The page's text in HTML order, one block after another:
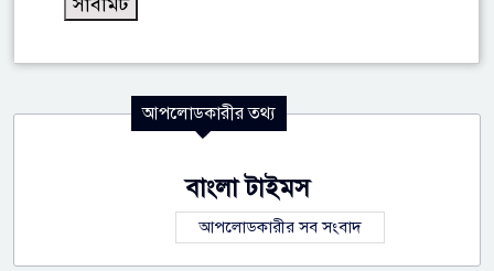
আপলোডকারীর তথ্য
বাংলা টাইমস
আপলোডকারীর সব সংবাদ